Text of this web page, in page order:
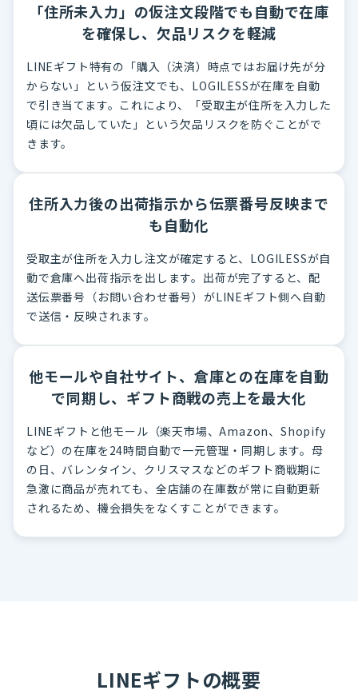
「住所未入力」の仮注文段階でも自動で在庫
を確保し、欠品リスクを軽減
LINEギフト特有の「購入（決済）時点ではお届け先が分
からない」という仮注文でも、LOGILESSが在庫を自動
で引き当てます。これにより、「受取主が住所を入力した
頃には欠品していた」という欠品リスクを防ぐことがで
きます。
住所入力後の出荷指示から伝票番号反映まで
も自動化
受取主が住所を入力し注文が確定すると、LOGILESSが自
動で倉庫へ出荷指示を出します。出荷が完了すると、配
送伝票番号（お問い合わせ番号）がLINEギフト側へ自動
で送信・反映されます。
他モールや自社サイト、倉庫との在庫を自動
で同期し、ギフト商戦の売上を最大化
LINEギフトと他モール（楽天市場、Amazon、Shopify
など）の在庫を24時間自動で一元管理・同期します。母
の日、バレンタイン、クリスマスなどのギフト商戦期に
急激に商品が売れても、全店舗の在庫数が常に自動更新
されるため、機会損失をなくすことができます。
LINEギフトの概要